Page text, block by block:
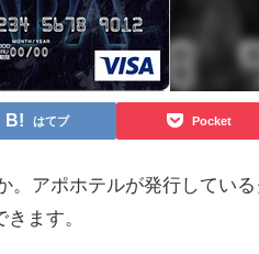
はてブ Pocket
。アポホテルが発行してい
ます。